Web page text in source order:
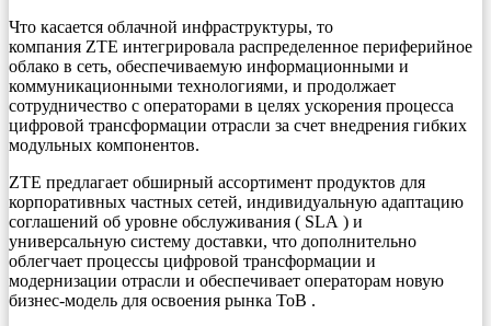
Что касается облачной инфраструктуры, то
компания ZTE интегрировала распределенное периферийное
облако в сеть, обеспечиваемую информационными и
коммуникационными технологиями, и продолжает
сотрудничество с операторами в целях ускорения процесса
цифровой трансформации отрасли за счет внедрения гибких
модульных компонентов.
ZTE предлагает обширный ассортимент продуктов для
корпоративных частных сетей, индивидуальную адаптацию
соглашений об уровне обслуживания ( SLA ) и
универсальную систему доставки, что дополнительно
облегчает процессы цифровой трансформации и
модернизации отрасли и обеспечивает операторам новую
бизнес-модель для освоения рынка ToB .